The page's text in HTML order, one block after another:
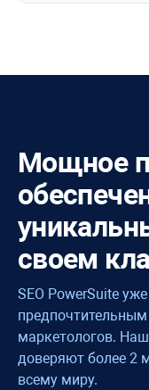
Мощное
своем
SEO PowerSuite
маркетологов.
доверяют более 2
всему миру.